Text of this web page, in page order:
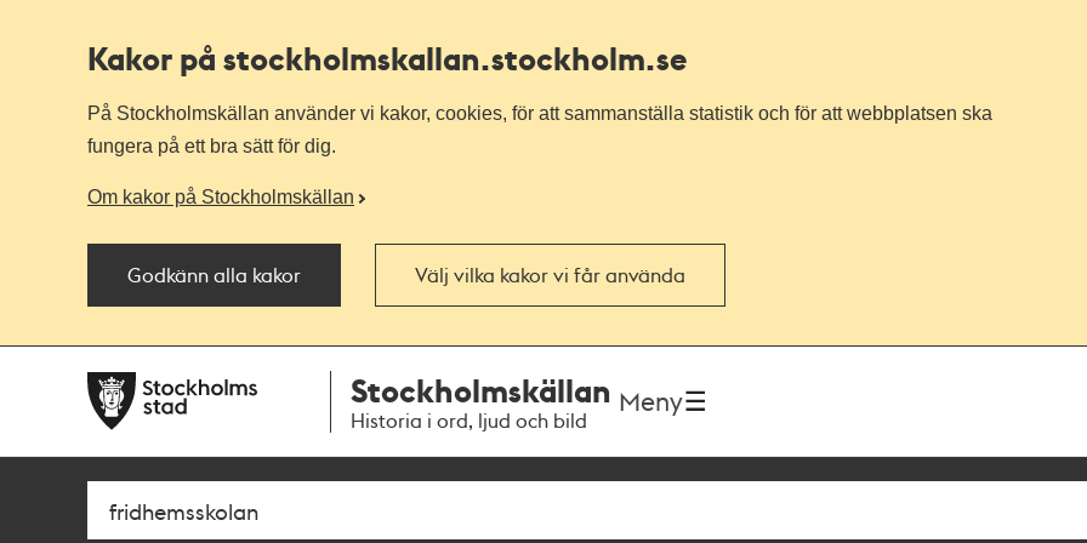
Kakor på stockholmskallan.stockholm.se
På Stockholmskällan använder vi kakor, cookies, för att sammanställa statistik och för att webbplatsen ska
fungera på ett bra sätt för dig.
Om kakor på Stockholmskällan
Godkänn alla kakor Välj vilka kakor vi får använda
navigationen
huvudinnehållet
Stockholmskällan
Historia i ord, ljud och bild
Meny
Sök